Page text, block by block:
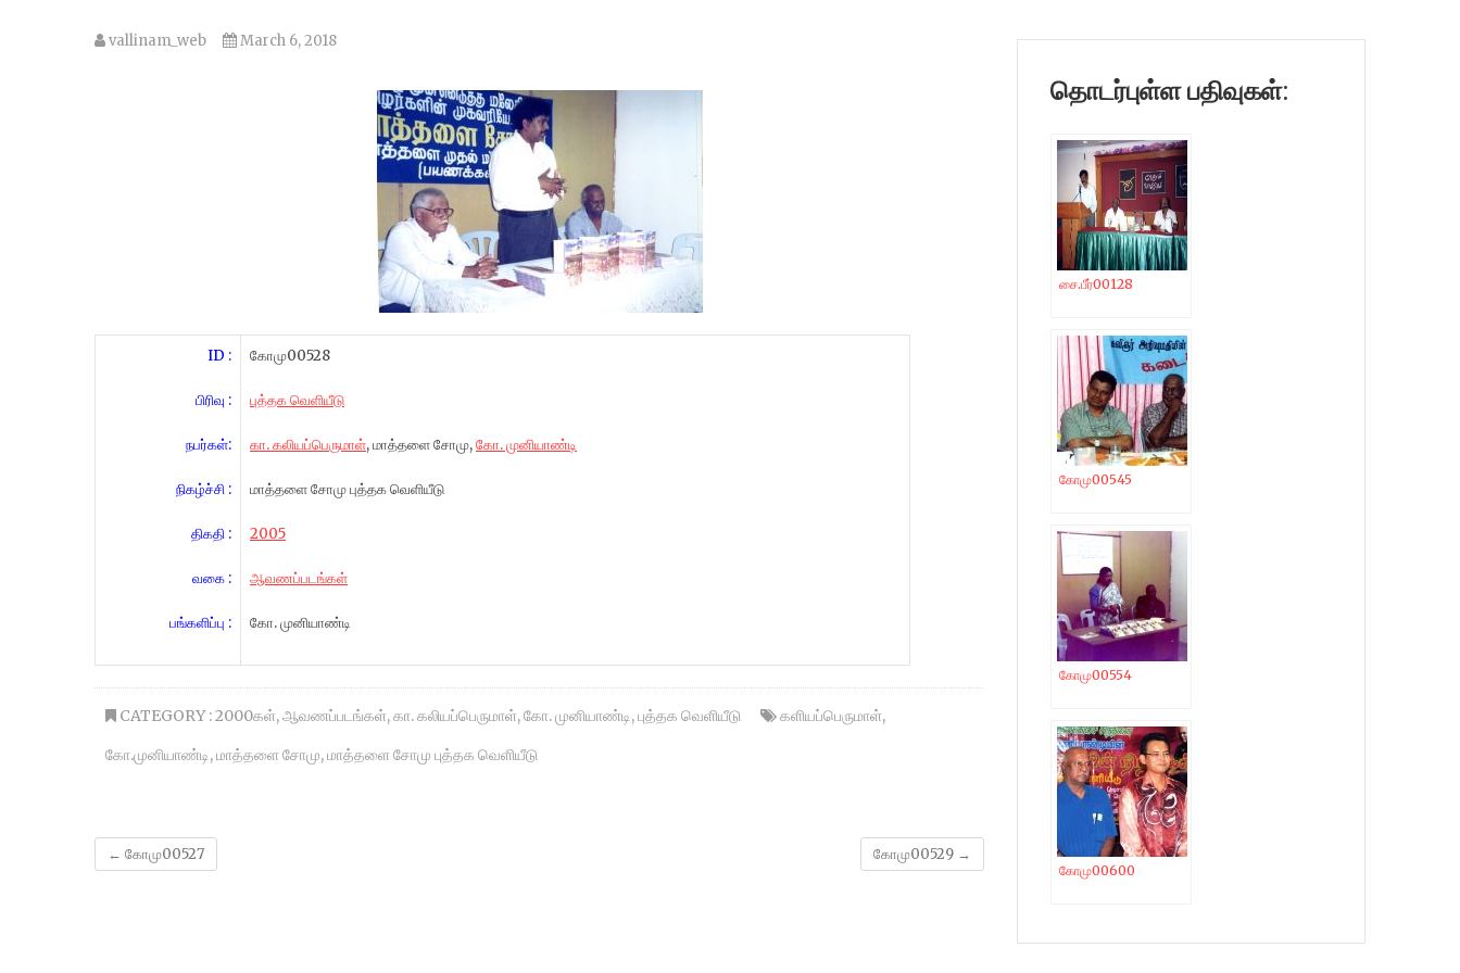
vallinam_web March 6, 2018
ID :
பிரிவு :
நபர்கள்:
நிகழ்ச்சி :
திகதி :
வகை :
பங்களிப்பு :
கோமு00528
புத்தக வெளியீடு
கா. கலியப்பெருமாள், மாத்தளை சோமு,கோ. முனியாண்டி
மாத்தளை சோமு புத்தக வெளியீடு
2005
ஆவணப்படங்கள்
கோ. முனியாண்டி
CATEGORY :2000கள்,ஆவணப்படங்கள்,கா. கலியப்பெருமாள்,கோ. முனியாண்டி,புத்தக வெளியீடு களியப்பெருமாள்,
கோ.முனியாண்டி,மாத்தளை சோமு,மாத்தளை சோமு புத்தக வெளியீடு
← கோமு00527 கோமு00529 →
தொடர்புள்ள பதிவுகள்:
சை.பீர்00128
கோமு00545
கோமு00554
கோமு00600